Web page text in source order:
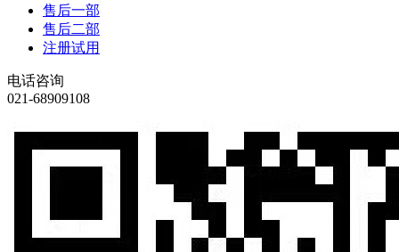
售后一部
售后二部
注册试用
电话咨询
021-68909108